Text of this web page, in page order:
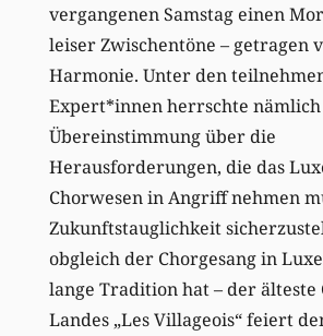
vergangenen Samstag einen
leiser Zwischentöne – getragen
Harmonie. Unter den
Expert*innen herrschte
Übereinstimmung über die
Herausforderungen, die das
Chorwesen in Angriff nehmen
Zukunftstauglichkeit
obgleich der Chorgesang in
lange Tradition hat – der älteste
Landes „Les Villageois“ feiert